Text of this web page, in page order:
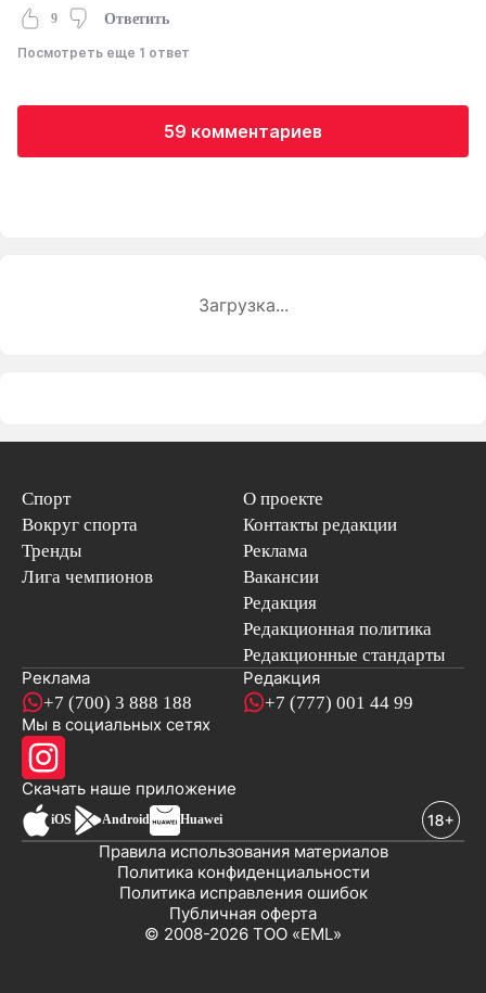
9 Ответить
Посмотреть еще 1 ответ
59 комментариев
Загрузка...
Спорт
Вокруг спорта
Тренды
Лига чемпионов
О проекте
Контакты редакции
Реклама
Вакансии
Редакция
Редакционная политика
Редакционные стандарты
Реклама
+7 (700) 3 888 188
Редакция
+7 (777) 001 44 99
Мы в социальных сетях
Скачать наше приложениеновостей
iOS Android Huawei
Публичная оферта
Политика исправления ошибок
Политика конфиденциальности
Правила использования материалов
© 2008-2026 ТОО «EML»